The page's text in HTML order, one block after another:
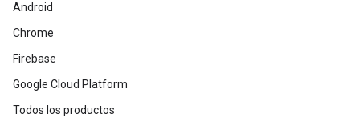
Android
Chrome
Firebase
Google Cloud Platform
Todos los productos